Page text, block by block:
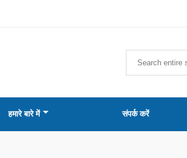
हमारे बारे में संपर्क करें